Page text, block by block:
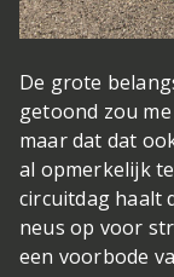
De grote
getoond zou
maar dat dat
al opmerkelijk
circuitdag haalt
neus op voor
een voorbode